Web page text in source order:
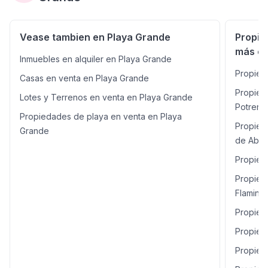
condominio ofrece un estilo de vida tranquilo a poca
distancia en coche de algunas de las playas más
hermosas de Costa Rica, como Playa Grande, Conchal y
compartida, exuberantes jardines y estacionamiento. Es
un lugar favorito entre familias, expatriados y nómadas
digitales que buscan comodidad y serenidad.
Vease tambien en Playa Grande
Inmuebles en alquiler en Playa Grande
Casas en venta en Playa Grande
Lotes y Terrenos en venta en Playa Grande
Propiedades de playa en venta en Playa
Grande
más
Potrero
de Abril